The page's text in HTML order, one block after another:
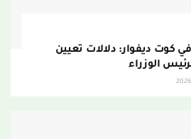
كوت ديفوار: دلالات تعيين
الوزراء